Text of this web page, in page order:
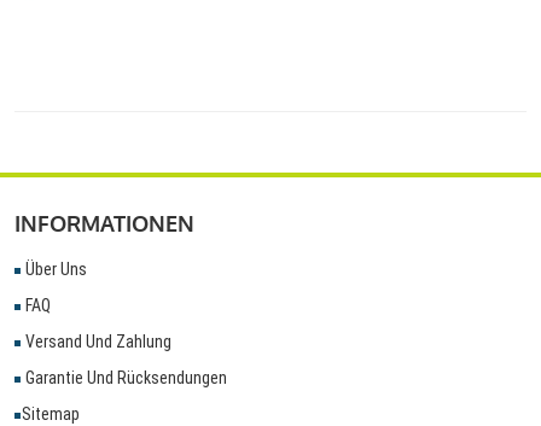
INFORMATIONEN
Über Uns
FAQ
Versand Und Zahlung
Garantie Und Rücksendungen
Sitemap